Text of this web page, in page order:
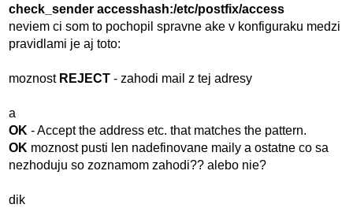
check_sender accesshash:/etc/postfix/access
neviem ci som to pochopil spravne ake v konfiguraku medzi
pravidlami je aj toto:
moznost REJECT - zahodi mail z tej adresy
a
OK - Accept the address etc. that matches the pattern.
OK moznost pusti len nadefinovane maily a ostatne co sa
nezhoduju so zoznamom zahodi?? alebo nie?
dik